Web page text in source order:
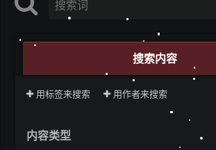
搜索内容
用标签来搜索 用作者来搜索
内容类型